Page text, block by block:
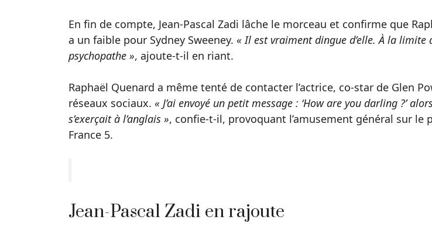
En fin de compte, Jean-Pascal Zadi lâche le morceau et confirme que
a un faible pour Sydney Sweeney. « Il est vraiment dingue d’elle. À la limite
psychopathe », ajoute-t-il en riant.
Raphaël Quenard a même tenté de contacter l’actrice, co-star de Glen
réseaux sociaux. « J’ai envoyé un petit message : ‘How are you darling ?’
s’exerçait à l’anglais », confie-t-il, provoquant l’amusement général sur le
France 5.
Jean-Pascal Zadi en rajoute